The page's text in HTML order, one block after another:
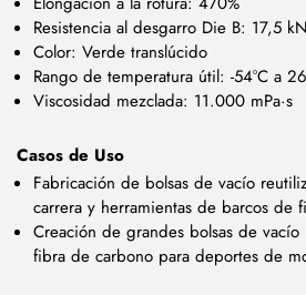
Resistencia al desgarro Die B: 17,5
Color: Verde translúcido
Rango de temperatura útil: -54°C a
Viscosidad mezclada: 11.000 mPa·s
Casos de Uso
Fabricación de bolsas de vacío
carrera y herramientas de barcos de
Creación de grandes bolsas de
fibra de carbono para deportes de